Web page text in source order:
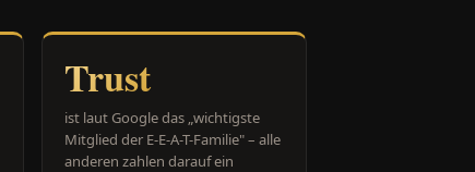
Trust
ist laut Google das „wichtigste
Mitglied der E-E-A-T-Familie" – alle
anderen zahlen darauf ein